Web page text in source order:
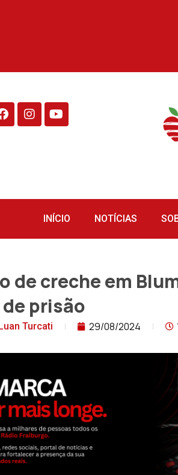
INÍCIO NOTÍCIAS
de creche em
prisão
Turcati 29/08/2024